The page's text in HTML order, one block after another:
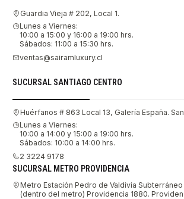
Guardia Vieja # 202, Local 1.
Lunes a Viernes:
10:00 a 15:00 y 16:00 a 19:00 hrs.
Sábados: 11:00 a 15:30 hrs.
ventas@sairamluxury.cl
SUCURSAL SANTIAGO CENTRO
Huérfanos # 863 Local 13, Galería España.
Lunes a Viernes:
10:00 a 14:00 y 15:00 a 19:00 hrs.
Sábados: 10:00 a 14:00 hrs.
2 3224 9178
SUCURSAL METRO PROVIDENCIA
Metro Estación Pedro de Valdivia Subterráneo
(dentro del metro) Providencia 1880.